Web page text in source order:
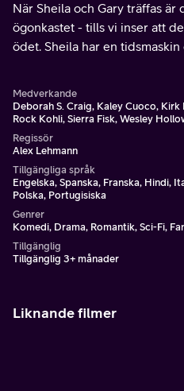
När Sheila och Gary träffas är
ögonkastet - tills vi inser att
ödet. Sheila har en
Medverkande
Deborah S. Craig, Kaley Cuoco, Kirk
Rock Kohli, Sierra Fisk, Wesley
Regissör
Alex Lehmann
Tillgängliga språk
Engelska, Spanska, Franska, Hindi,
Polska, Portugisiska
Genrer
Komedi, Drama, Romantik, Sci-Fi,
Tillgänglig
Tillgänglig 3+ månader
Liknande filmer